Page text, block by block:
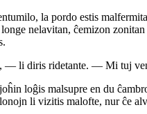
la pordo estis
nelavitan, ĉemizon
li diris ridetante. — Mi tuj
loĝis malsupre en du
li vizitis malofte, nur ĉe